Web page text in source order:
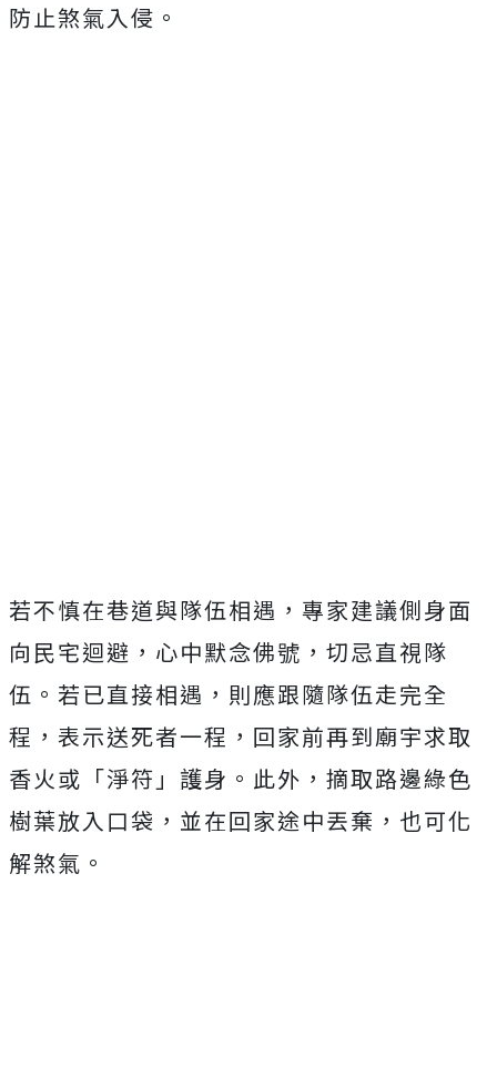
防止煞氣入侵。
若不慎在巷道與隊伍相遇，專家建議側身面
向民宅迴避，心中默念佛號，切忌直視隊
伍。若已直接相遇，則應跟隨隊伍走完全
程，表示送死者一程，回家前再到廟宇求取
香火或「淨符」護身。此外，摘取路邊綠色
樹葉放入口袋，並在回家途中丟棄，也可化
解煞氣。